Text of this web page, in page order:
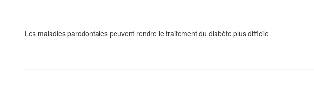
Les maladies parodontales peuvent rendre le traitement du diabète plus difficile